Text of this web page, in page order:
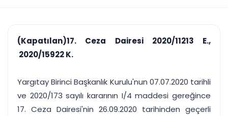
Duruşma ve görev
takvimi
Hatırlatma ve
takibi
Tek panelde uçtan uca yönetim
UYAP & UETS entegrasyonundan finansa, hepsi bir arada.
(Kapatılan)17. Ceza Dairesi 2020/11213 E.,
2020/15922 K.
Yargıtay Birinci Başkanlık Kurulu'nun 07.07.2020 tarihli
ve 2020/173 sayılı kararının I/4 maddesi gereğince
17. Ceza Dairesi'nin 26.09.2020 tarihinden geçerli